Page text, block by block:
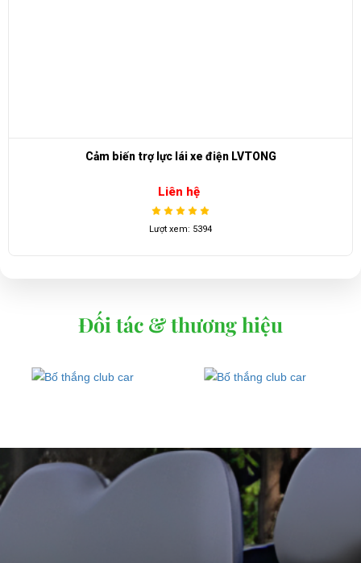
Cụm May ơ. LT.S2.B - bên trái +
Đối tác & thương hiệu